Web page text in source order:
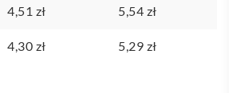
4,51 zł 5,54 zł
4,30 zł 5,29 zł